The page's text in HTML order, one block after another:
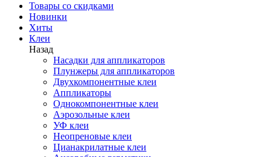
Товары со скидками
Новинки
Хиты
Клеи
Назад
Насадки для аппликаторов
Плунжеры для аппликаторов
Двухкомпонентные клеи
Аппликаторы
Однокомпонентные клеи
Аэрозольные клеи
УФ клеи
Неопреновые клеи
Цианакрилатные клеи